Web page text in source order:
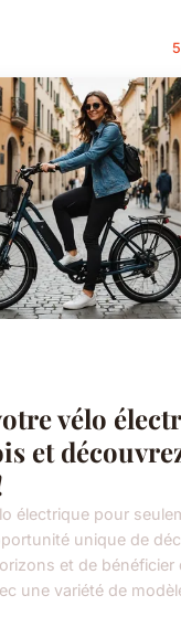
vélo
et
électrique pour
unique de
et de bénéficier
une variété de